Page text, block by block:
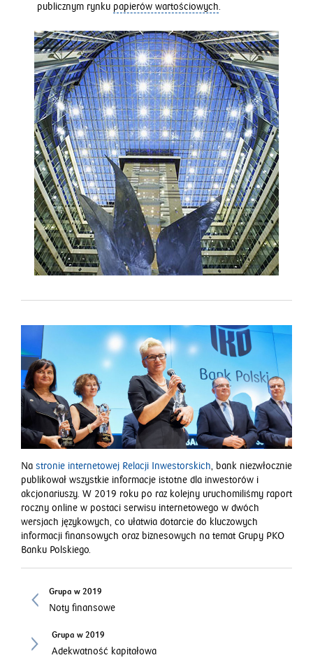
publicznym rynku papierów wartościowych.
Na stronie internetowej Relacji Inwestorskich, bank niezwłocznie
publikował wszystkie informacje istotne dla inwestorów i
akcjonariuszy. W 2019 roku po raz kolejny uruchomiliśmy raport
roczny online w postaci serwisu internetowego w dwóch
wersjach językowych, co ułatwia dotarcie do kluczowych
informacji finansowych oraz biznesowych na temat Grupy PKO
Banku Polskiego.
Grupa w 2019
Noty finansowe
Grupa w 2019
Adekwatność kapitałowa